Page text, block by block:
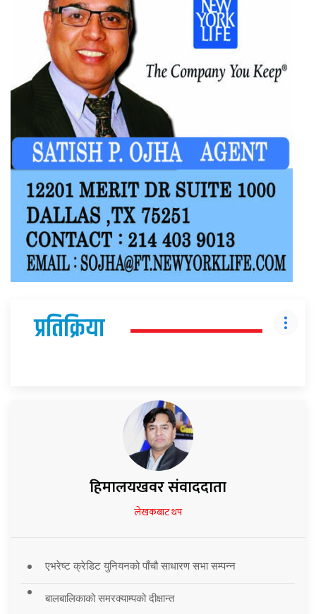
प्रतिक्रिया
हिमालयखवर संवाददाता
लेखकबाट थप
एभरेष्ट क्रेडिट युनियनको पाँचौ साधारण सभा सम्पन्न
बालबालिकाको समरक्याम्पको दीक्षान्त